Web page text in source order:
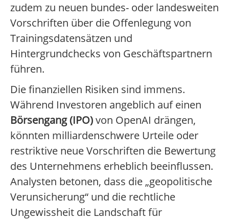
zudem zu neuen bundes- oder landesweiten
Vorschriften über die Offenlegung von
Trainingsdatensätzen und
Hintergrundchecks von Geschäftspartnern
führen.
Die finanziellen Risiken sind immens.
Während Investoren angeblich auf einen
Börsengang (IPO)von OpenAI drängen,
könnten milliardenschwere Urteile oder
restriktive neue Vorschriften die Bewertung
des Unternehmens erheblich beeinflussen.
Analysten betonen, dass die „geopolitische
Verunsicherung“ und die rechtliche
Ungewissheit die Landschaft für